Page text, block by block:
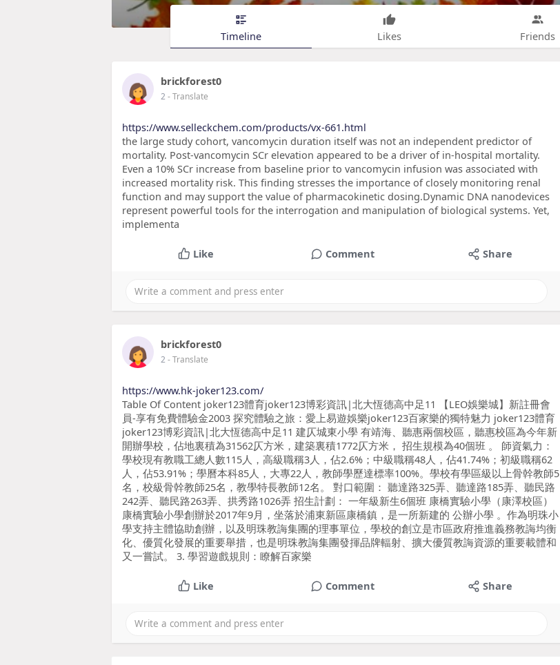
Timeline Likes Friends
brickforest0
2- Translate
https://www.selleckchem.com/products/vx-661.html
the large study cohort, vancomycin duration itself was not an independent predictor of
mortality. Post-vancomycin SCr elevation appeared to be a driver of in-hospital mortality.
Even a 10% SCr increase from baseline prior to vancomycin infusion was associated with
increased mortality risk. This finding stresses the importance of closely monitoring renal
function and may support the value of pharmacokinetic dosing.Dynamic DNA nanodevices
represent powerful tools for the interrogation and manipulation of biological systems. Yet,
implementa
Like Comment Share
brickforest0
2- Translate
https://www.hk-joker123.com/
Table Of Content joker123體育joker123博彩資訊|北大恆德高中足11 【LEO娛樂城】新註冊會
員-享有免費體驗金2003 探究體驗之旅：愛上易遊娛樂joker123百家樂的獨特魅力 joker123體育
joker123博彩資訊|北大恆德高中足11 建仄城東小學 有靖海、聽惠兩個校區，聽惠校區為今年新
開辦學校，佔地裏積為31562仄方米，建築裏積1772仄方米， 招生規模為40個班 。 師資氣力：
學校現有教職工總人數115人，高級職稱3人，佔2.6%；中級職稱48人，佔41.74%；初級職稱62
人，佔53.91%；學曆本科85人，大專22人，教師學歷達標率100%。學校有學區級以上骨幹教師5
名，校級骨幹教師25名，教學特長教師12名。 對口範圍： 聽達路325弄、聽達路185弄、聽民路
242弄、聽民路263弄、拱秀路1026弄 招生計劃： 一年級新生6個班 康橋實驗小學（康澤校區）
康橋實驗小學創辦於2017年9月，坐落於浦東新區康橋鎮，是一所新建的 公辦小學 。作為明珠小
學支持主體協助創辦，以及明珠教誨集團的理事單位，學校的創立是市區政府推進義務教誨均衡
化、優質化發展的重要舉措，也是明珠教誨集團發揮品牌輻射、擴大優質教誨資源的重要載體和
又一嘗試。 3. 學習遊戲規則：瞭解百家樂
Like Comment Share